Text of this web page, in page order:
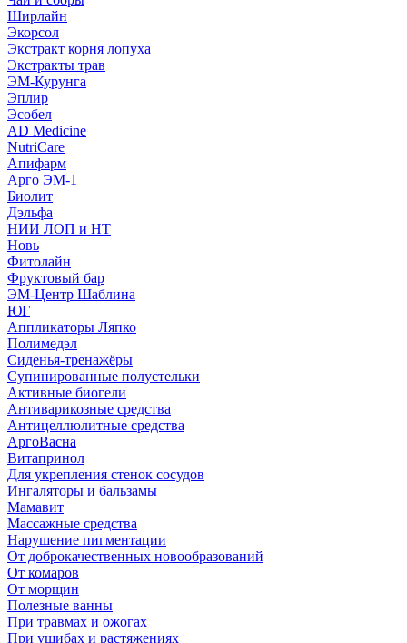
Ширлайн
Экорсол
Экстракт корня лопуха
Экстракты трав
ЭМ-Курунга
Эплир
Эсобел
AD Medicine
NutriCare
Апифарм
Арго ЭМ-1
Биолит
Дэльфа
НИИ ЛОП и НТ
Новь
Фитолайн
Фруктовый бар
ЭМ-Центр Шаблина
ЮГ
Аппликаторы Ляпко
Полимедэл
Сиденья-тренажёры
Супинированные полустельки
Активные биогели
Антиварикозные средства
Антицеллюлитные средства
АргоВасна
Витапринол
Для укрепления стенок сосудов
Ингаляторы и бальзамы
Мамавит
Массажные средства
Нарушение пигментации
От доброкачественных новообразований
От комаров
От морщин
Полезные ванны
При травмах и ожогах
При ушибах и растяжениях